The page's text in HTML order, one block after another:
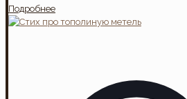
Подробнее